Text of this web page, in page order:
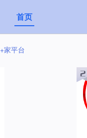
首页
+家平台